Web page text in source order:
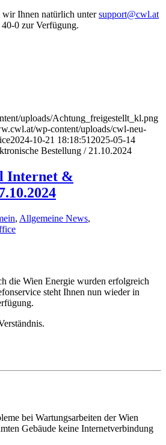
wir Ihnen natürlich untersupport@cwl.at
0 zur Verfügung.
uploads/Achtung_freigestellt_kl.png
wp-content/uploads/cwl-neu-
2024-10-21 18:18:51 2025-05-14
Bestellung / 21.10.2024
Internet &
, Allgemeine News,
die Wien Energie wurden erfolgreich
steht Ihnen nun wieder in
bei Wartungsarbeiten der Wien
Gebäude keine Internetverbindung